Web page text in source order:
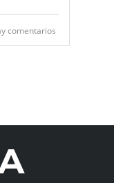
comentarios